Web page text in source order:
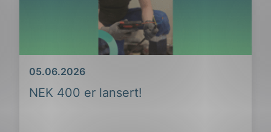
NEK 400 er lansert!
Dato
05.06.2026